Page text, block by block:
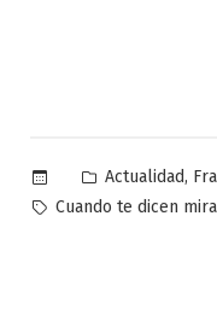
Publicado
en
Actualidad,
Etiquetas:
Cuando te dicen